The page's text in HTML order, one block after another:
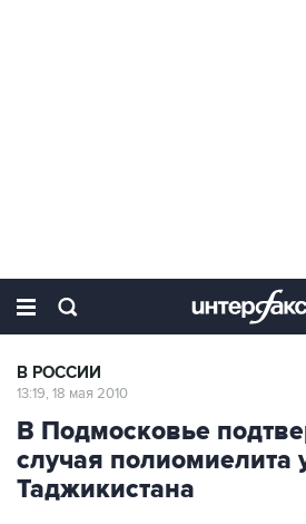
В РОССИИ
13:19, 18 мая 2010
В Подмосковье
случая полиомиелита
Таджикистана